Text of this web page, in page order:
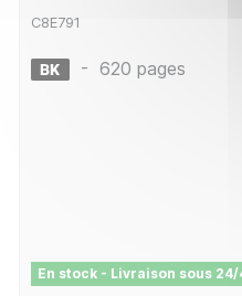
C8E791
- 620 pages
En stock - Livraison sous 24/